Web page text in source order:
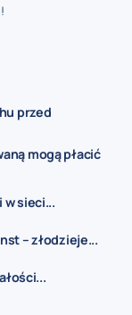
przed
mogą płacić
w sieci...
– złodzieje...